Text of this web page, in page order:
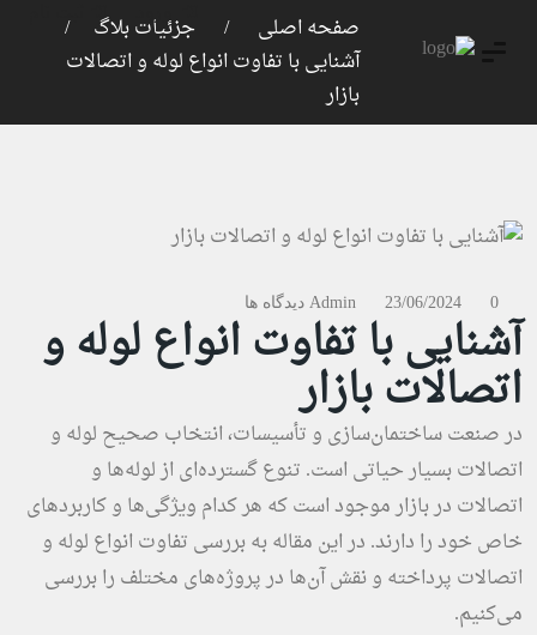
ورود ثبت نام صفحه اصلی
جزئیات بلاگ
آشنایی با تفاوت انواع لوله و اتصالات
بازار
Admin 23/06/2024 0 دیدگاه ها
آشنایی با تفاوت انواع لوله و
اتصالات بازار
در صنعت ساختمان‌سازی و تأسیسات، انتخاب صحیح لوله و
اتصالات بسیار حیاتی است. تنوع گسترده‌ای از لوله‌ها و
اتصالات در بازار موجود است که هر کدام ویژگی‌ها و کاربردهای
خاص خود را دارند. در این مقاله به بررسی تفاوت انواع لوله و
اتصالات پرداخته و نقش آن‌ها در پروژه‌های مختلف را بررسی
می‌کنیم.